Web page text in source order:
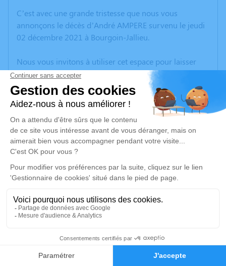
Faire-part Hommages
C’est avec une grande tristesse que nous vous
annonçons le décès d’André AMPERE survenu le jeudi
02 décembre 2021 à Bourgoin-Jallieu.
Nous vous invitons à utiliser cet espace pour laisser
vos condoléances, partager des photos souvenirs, une
anecdote ou exprimer vos pensées à travers des
poèmes ou des textes. Cet endroit est un lieu
d'expression dédié à honorer la mémoire d’André
AMPERE.
Un service de plantation d’arbre hommage est
disponible ici.
Je rends hommage
Cérémonie
Eglise St Victor Montée de l'Eglise
38510 Saint Victor de Morestel